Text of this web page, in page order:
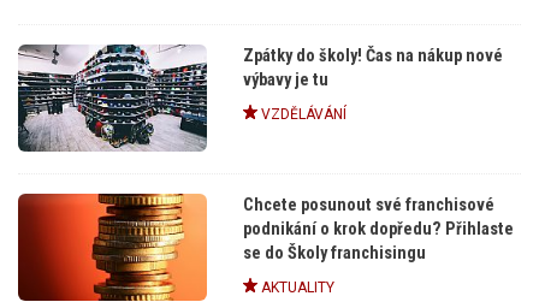
Zpátky do školy! Čas na nákup nové
výbavy je tu
VZDĚLÁVÁNÍ
Chcete posunout své franchisové
podnikání o krok dopředu? Přihlaste
se do Školy franchisingu
AKTUALITY